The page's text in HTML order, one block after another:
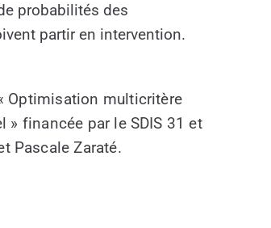
probabilités des
partir en intervention.
Optimisation multicritère
» financée par le SDIS 31 et
Pascale Zaraté.